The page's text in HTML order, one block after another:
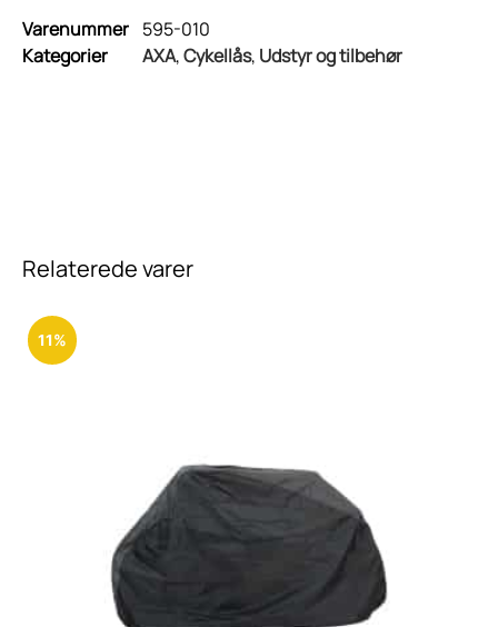
Varenummer 595-010
Kategorier
AXA,Cykellås, Udstyr og tilbehør
Relaterede varer
11%